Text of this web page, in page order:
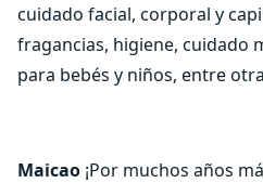
cuidado facial, corporal y
fragancias, higiene, cuidado
para bebés y niños, entre
Maicao ¡Por muchos años